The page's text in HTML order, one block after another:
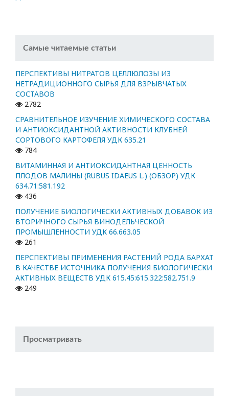
Самые читаемые статьи
ПЕРСПЕКТИВЫ НИТРАТОВ ЦЕЛЛЮЛОЗЫ ИЗ
НЕТРАДИЦИОННОГО СЫРЬЯ ДЛЯ ВЗРЫВЧАТЫХ
СОСТАВОВ
2782
СРАВНИТЕЛЬНОЕ ИЗУЧЕНИЕ ХИМИЧЕСКОГО СОСТАВА
И АНТИОКСИДАНТНОЙ АКТИВНОСТИ КЛУБНЕЙ
СОРТОВОГО КАРТОФЕЛЯ УДК 635.21
784
ВИТАМИННАЯ И АНТИОКСИДАНТНАЯ ЦЕННОСТЬ
ПЛОДОВ МАЛИНЫ (RUBUS IDAEUS L.) (ОБЗОР) УДК
634.71:581.192
436
ПОЛУЧЕНИЕ БИОЛОГИЧЕСКИ АКТИВНЫХ ДОБАВОК ИЗ
ВТОРИЧНОГО СЫРЬЯ ВИНОДЕЛЬЧЕСКОЙ
ПРОМЫШЛЕННОСТИ УДК 66.663.05
261
ПЕРСПЕКТИВЫ ПРИМЕНЕНИЯ РАСТЕНИЙ РОДА БАРХАТ
В КАЧЕСТВЕ ИСТОЧНИКА ПОЛУЧЕНИЯ БИОЛОГИЧЕСКИ
АКТИВНЫХ ВЕЩЕСТВ УДК 615.45:615.322:582.751.9
249
Просматривать